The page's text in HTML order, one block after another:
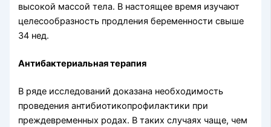
высокой массой тела. В настоящее время изучают
целесообразность продления беременности свыше
34 нед.
Антибактериальная терапия
В ряде исследований доказана необходимость
проведения антибиотикопрофилактики при
преждевременных родах. В таких случаях чаще, чем